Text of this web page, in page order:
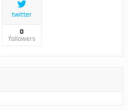
twitter
0
followers